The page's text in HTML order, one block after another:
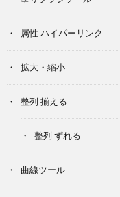
属性 ハイパーリンク
拡大・縮小
整列 揃える
整列 ずれる
曲線ツール